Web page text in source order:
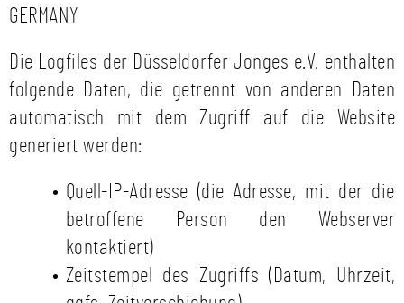
GERMANY
Die Logfiles der Düsseldorfer Jonges e.V. enthalten
folgende Daten, die getrennt von anderen Daten
automatisch mit dem Zugriff auf die Website
generiert werden:
Quell-IP-Adresse (die Adresse, mit der die
betroffene Person den Webserver
kontaktiert)
Zeitstempel des Zugriffs (Datum, Uhrzeit,